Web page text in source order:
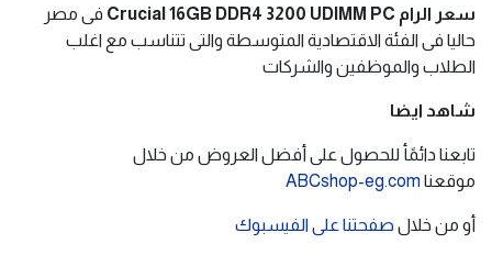
سعر الرام Crucial 16GB DDR4 3200 UDIMM PC
فى مصر
حاليا فى الفئة الاقتصادية المتوسطة والتى تتناسب مع اغلب
الطلاب والموظفين والشركات
شاهد ايضا
تابعنا دائمًأ للحصول على أفضل العروض من خلال
موقعنا ABCshop-eg.com
أو من خلال صفحتنا على الفيسبوك